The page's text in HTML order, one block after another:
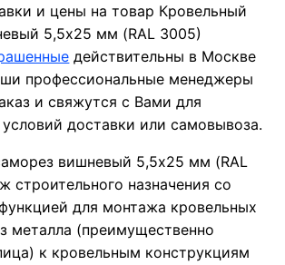
и цены на товар Кровельный
5,5х25 мм (RAL 3005)
действительны в Москве
профессиональные менеджеры
и свяжутся с Вами для
условий доставки или самовывоза.
вишневый 5,5х25 мм (RAL
строительного назначения со
для монтажа кровельных
металла (преимущественно
к кровельным конструкциям